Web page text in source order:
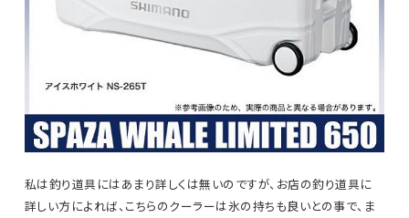
私は釣り道具にはあまり詳しくは無いのですが、お店の釣り道具に
詳しい方によれば、こちらのクーラーは氷の持ちも良いとの事で、ま